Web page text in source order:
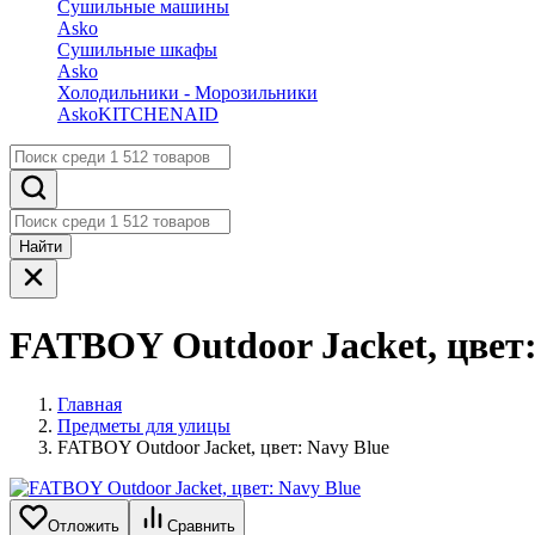
Сушильные машины
Asko
Сушильные шкафы
Asko
Холодильники - Морозильники
AskoKITCHENAID
Найти
FATBOY Outdoor Jacket,
Главная
Предметы для улицы
FATBOY Outdoor Jacket, цвет: Navy Blue
Отложить Сравнить